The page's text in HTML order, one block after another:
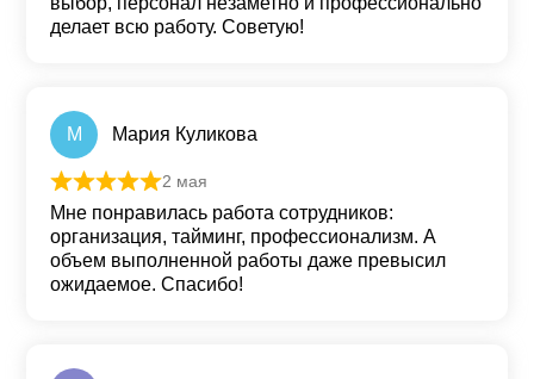
делает всю работу. Советую!
М Мария Куликова
Оценка
2 мая
Мне понравилась работа сотрудников:
организация, тайминг, профессионализм. А
объем выполненной работы даже превысил
ожидаемое. Спасибо!